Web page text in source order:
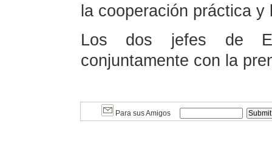
la cooperación práctica
Los dos jefes de
conjuntamente con la
Para sus Amigos